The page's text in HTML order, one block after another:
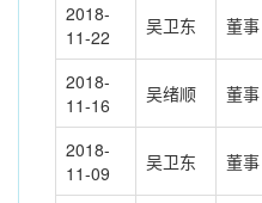
2018-
11-22
吴卫东 董事
2018-
11-16
吴绪顺 董事
2018-
11-09
吴卫东 董事